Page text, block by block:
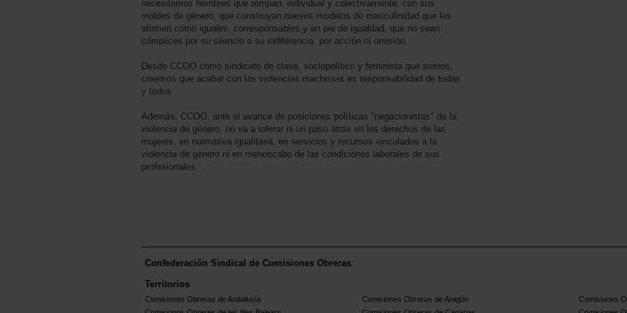
necesitamos hombres que rompan, individual y colectivamente, con sus
moldes de género, que construyan nuevos modelos de masculinidad que les
afirmen como iguales, corresponsables y en pie de igualdad, que no sean
cómplices por su silencio o su indiferencia, por acción ni omisión.
Desde CCOO como sindicato de clase, sociopolítico y feminista que somos,
creemos que acabar con las violencias machistas es responsabilidad de todas
y todos
Además, CCOO, ante el avance de posiciones políticas "negacionistas" de la
violencia de género, no va a tolerar ni un paso atrás en los derechos de las
mujeres, en normativa igualitaria, en servicios y recursos vinculados a la
violencia de género ni en menoscabo de las condiciones laborales de sus
profesionales.
Confederación Sindical de Comisiones Obreras
Territorios
Comisiones Obreras de Andalucía Comisiones Obreras de Aragón
Comisiones